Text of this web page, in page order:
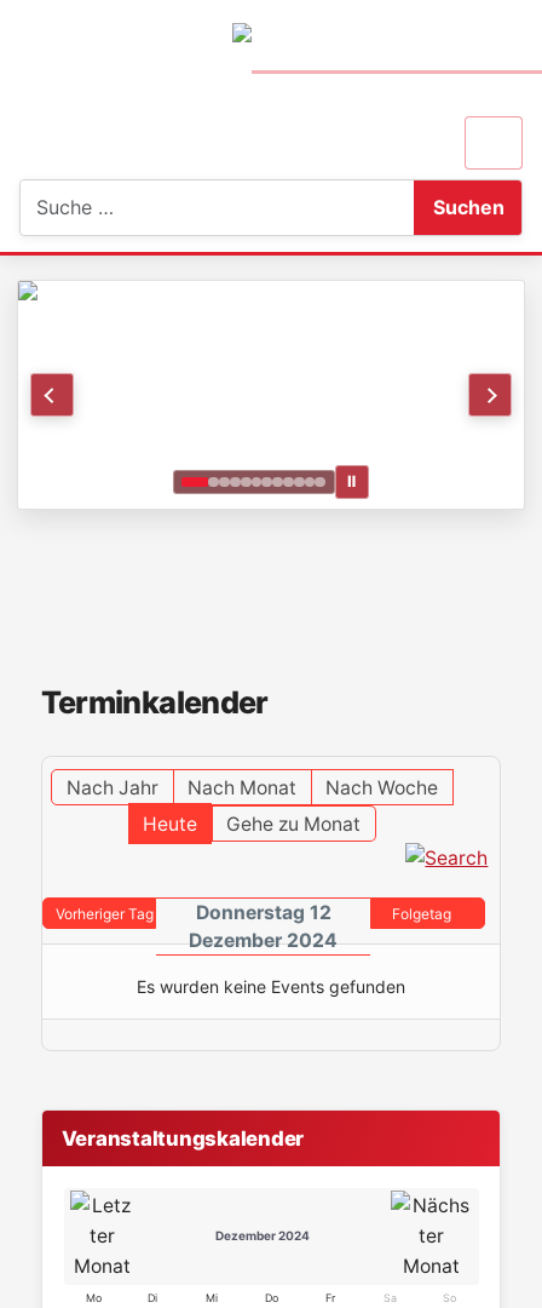
Suchen
Ⅱ
Terminkalender
Nach Jahr Nach Monat
Nach Woche
Heute
Gehe zu Monat
Vorheriger Tag
Donnerstag 12
Dezember 2024
Folgetag
Es wurden keine Events gefunden
Veranstaltungskalender
Dezember 2024
Mo Di Mi Do Fr Sa So